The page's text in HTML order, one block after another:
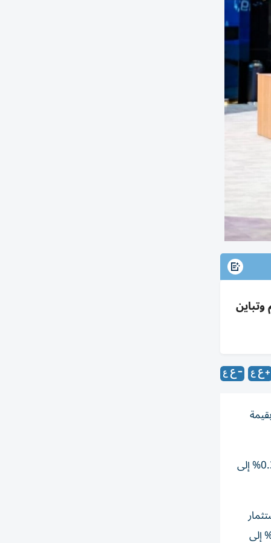
فوق 6000، بسيولة 2.22 مليار درهم وتباين
ارتفع مؤشر سوق أبوظبي للأوراق المالية بنسبة 0.10% ليغلق عند 10111.34 نقطة، فيما صعد مؤشر سوق دبي المالي بنسبة 0.36% إلى
وآيبيكس للاستثمار
إلى 0.50 درهم، فيما هبط سهم ألفا ظبي 1.98% إلى 7.92 درهم، وأدنوك للتوزيع 0.73% إلى